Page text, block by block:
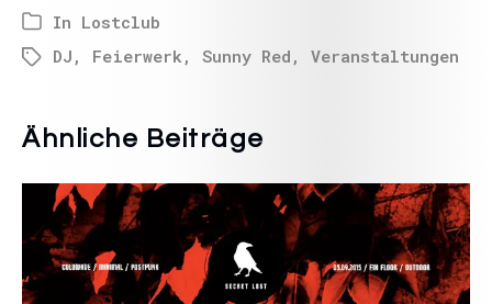
In Lostclub
DJ , Feierwerk , Sunny Red , Veranstaltungen
Ähnliche Beiträge